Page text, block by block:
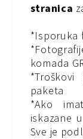
stranica
*Isporuka
komada
paketa
*Ako
iskazane
Sve je